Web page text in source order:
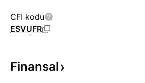
CFI kodu
ESVUFR
Finansal